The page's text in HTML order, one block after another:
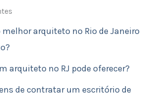
melhor arquiteto no Rio de Janeiro
arquiteto no RJ pode oferecer?
de contratar um escritório de